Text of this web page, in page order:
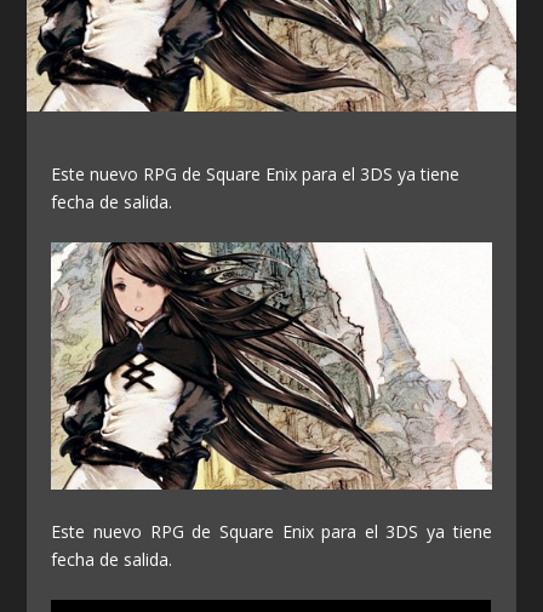
Este nuevo RPG de Square Enix para el 3DS ya tiene
fecha de salida.
Este nuevo RPG de Square Enix para el 3DS ya tiene
fecha de salida.